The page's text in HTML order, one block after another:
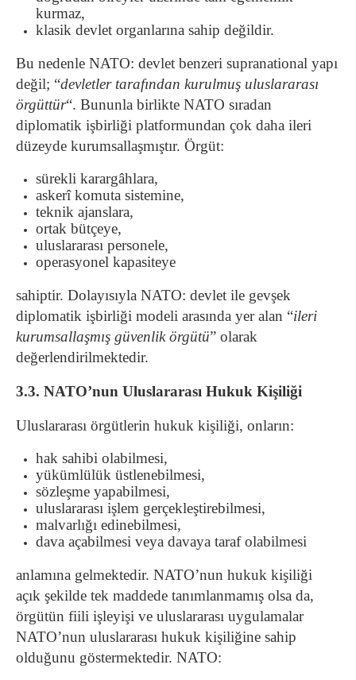
kurmaz,
klasik devlet organlarına sahip değildir.
Bu nedenle NATO: devlet benzeri supranational yapı
değil; “devletler tarafından kurulmuş uluslararası
örgüttür“. Bununla birlikte NATO sıradan
diplomatik işbirliği platformundan çok daha ileri
düzeyde kurumsallaşmıştır. Örgüt:
sürekli karargâhlara,
askerî komuta sistemine,
teknik ajanslara,
ortak bütçeye,
uluslararası personele,
operasyonel kapasiteye
sahiptir. Dolayısıyla NATO: devlet ile gevşek
diplomatik işbirliği modeli arasında yer alan “ileri
kurumsallaşmış güvenlik örgütü” olarak
değerlendirilmektedir.
3.3. NATO’nun Uluslararası Hukuk Kişiliği
Uluslararası örgütlerin hukuk kişiliği, onların:
hak sahibi olabilmesi,
yükümlülük üstlenebilmesi,
sözleşme yapabilmesi,
uluslararası işlem gerçekleştirebilmesi,
malvarlığı edinebilmesi,
dava açabilmesi veya davaya taraf olabilmesi
anlamına gelmektedir. NATO’nun hukuk kişiliği
açık şekilde tek maddede tanımlanmamış olsa da,
örgütün fiili işleyişi ve uluslararası uygulamalar
NATO’nun uluslararası hukuk kişiliğine sahip
olduğunu göstermektedir. NATO: